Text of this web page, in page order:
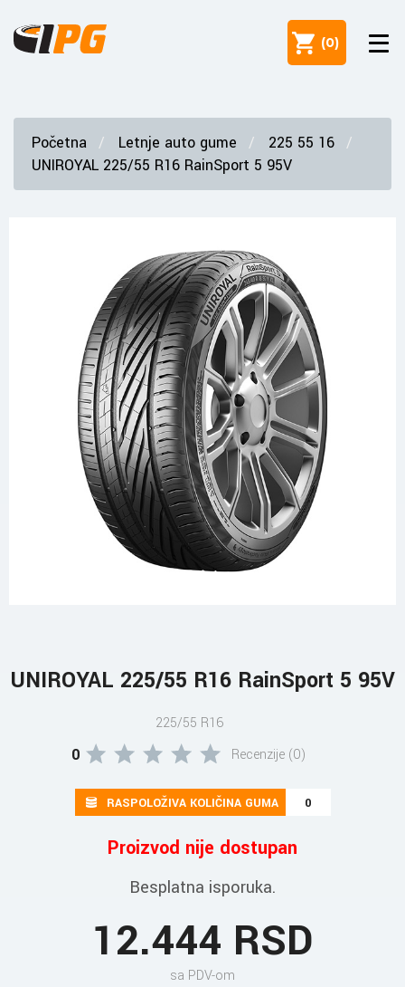
(0)
Početna Letnje auto gume
225 55 16
UNIROYAL 225/55 R16 RainSport 5 95V
UNIROYAL 225/55 R16 RainSport 5 95V
225/55 R16
0 Recenzije (0)
RASPOLOŽIVA KOLIČINA GUMA 0
Proizvod nije dostupan
Besplatna isporuka.
12.444 RSD
sa PDV-om